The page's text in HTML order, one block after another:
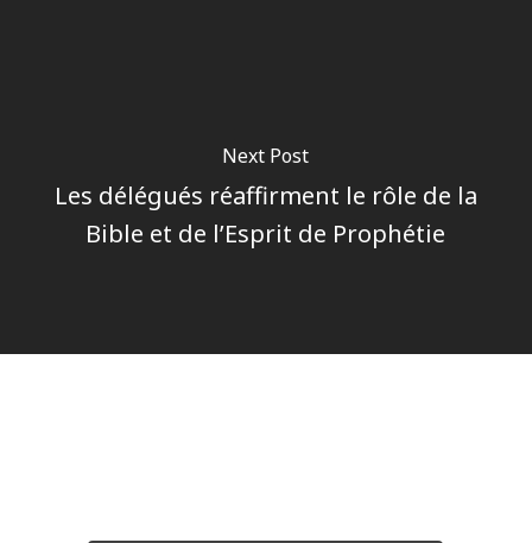
Next Post
Les délégués réaffirment le rôle de la
Bible et de l’Esprit de Prophétie